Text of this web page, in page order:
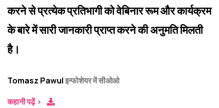
करने से प्रत्येक प्रतिभागी को वेबिनार रूम और कार्यक्रम
के बारे में सारी जानकारी प्राप्त करने की अनुमति मिलती
है।
Tomasz Pawulइन्फोशेयर में सीओओ
कहानी पढ़ें >